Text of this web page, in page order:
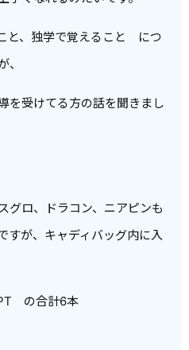
と、独学で覚えること につ
、
を受けてる方の話を聞きまし
グロ、ドラコン、ニアピンも
すが、キャディバッグ内に入
の合計6本